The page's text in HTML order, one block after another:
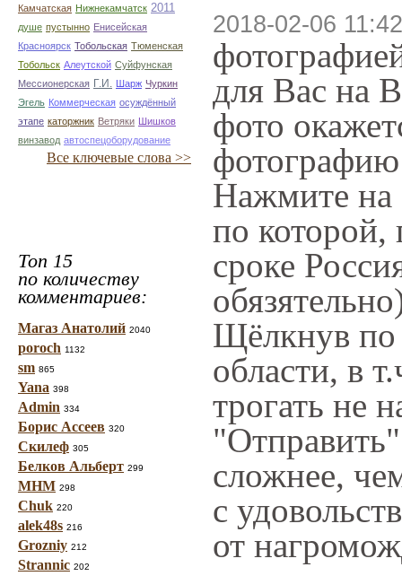
Камчатская Нижнекамчатск 2011
душе пустынно Енисейская
Красноярск Тобольская Тюменская
Тобольск Алеутской Суйфунская
Мессионерская Г.И. Шарж Чуркин
Эгель Коммерческая осуждённый
этапе каторжник Ветряки Шишков
винзавод автоспецоборудование
Все ключевые слова >>
Топ 15
по количеству
комментариев:
Магаз Анатолий 2040
poroch 1132
sm 865
Yana 398
Admin 334
Борис Ассеев 320
Скилеф 305
Белков Альберт 299
МНМ 298
Chuk 220
alek48s 216
Grozniy 212
Strannic 202
2018-02-06
для Вас на
фото
Нажмите на
по которой,
сроке
Щёлкнув по
области, в
трогать не
сложнее,
с
от